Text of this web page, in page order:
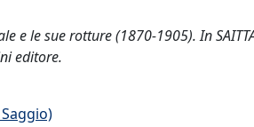
e le sue rotture (1870-1905). In
editore.